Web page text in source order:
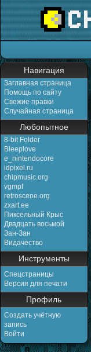
Навигация
Заглавная страница
Помощь по сайту
Свежие правки
Случайная страница
Любопытное
8-bit Folder
Bleeplove
e_nintendocore
idpixel.ru
chipmusic.org
vgmpf
retroscene.org
zxart.ee
Пиксельный Крыс
Двадцать восьмой
Зан-Зан
Видачество
Инструменты
Спецстраницы
Версия для печати
Профиль
Создать учётную
запись
Войти